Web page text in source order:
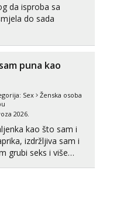
da isproba sa
do sada
puna kao
Sex
Ženska osoba
2026.
kao što sam i
izdržljiva sam i
grubi seks i više